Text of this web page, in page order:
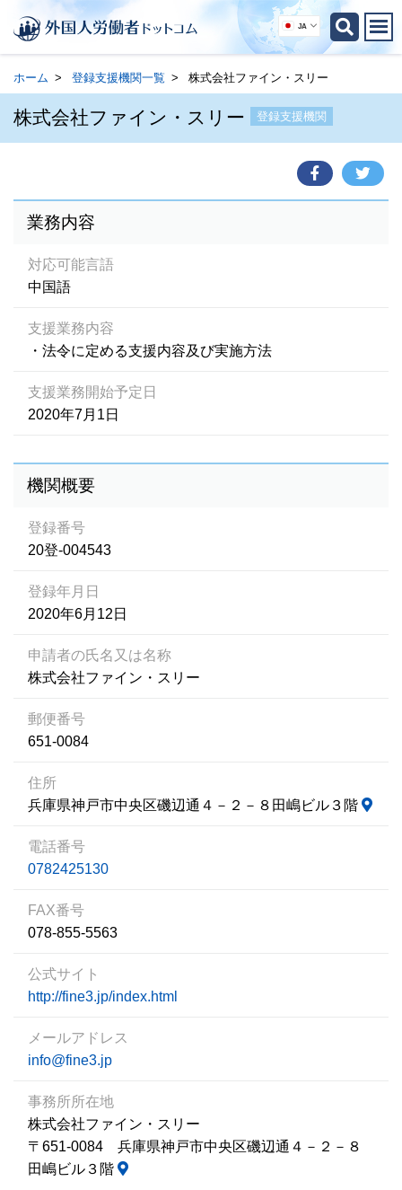
JA
ホーム 登録支援機関一覧 株式会社ファイン・スリー
株式会社ファイン・スリー 登録支援機関
業務内容
対応可能言語
中国語
支援業務内容
・法令に定める支援内容及び実施方法
支援業務開始予定日
2020年7月1日
機関概要
登録番号
20登-004543
登録年月日
2020年6月12日
申請者の氏名又は名称
株式会社ファイン・スリー
郵便番号
651-0084
住所
兵庫県神戸市中央区磯辺通４－２－８田嶋ビル３階
電話番号
0782425130
FAX番号
078-855-5563
公式サイト
http://fine3.jp/index.html
メールアドレス
info@fine3.jp
事務所所在地
株式会社ファイン・スリー
〒651-0084 兵庫県神戸市中央区磯辺通４－２－８
田嶋ビル３階